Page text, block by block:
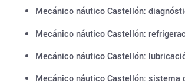
Mecánico náutico Castellón:
Mecánico náutico Castellón:
Mecánico náutico Castellón:
Mecánico náutico Castellón: sistema